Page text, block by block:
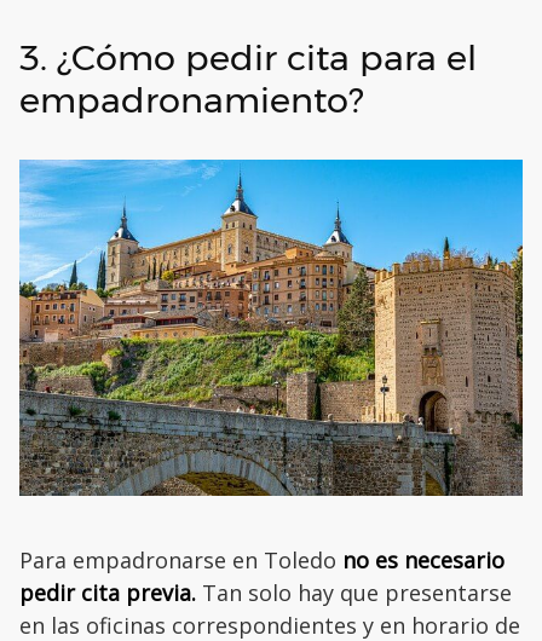
3. ¿Cómo pedir cita para el
empadronamiento?
Para empadronarse en Toledo no es necesario
pedir cita previa. Tan solo hay que presentarse
en las oficinas correspondientes y en horario de